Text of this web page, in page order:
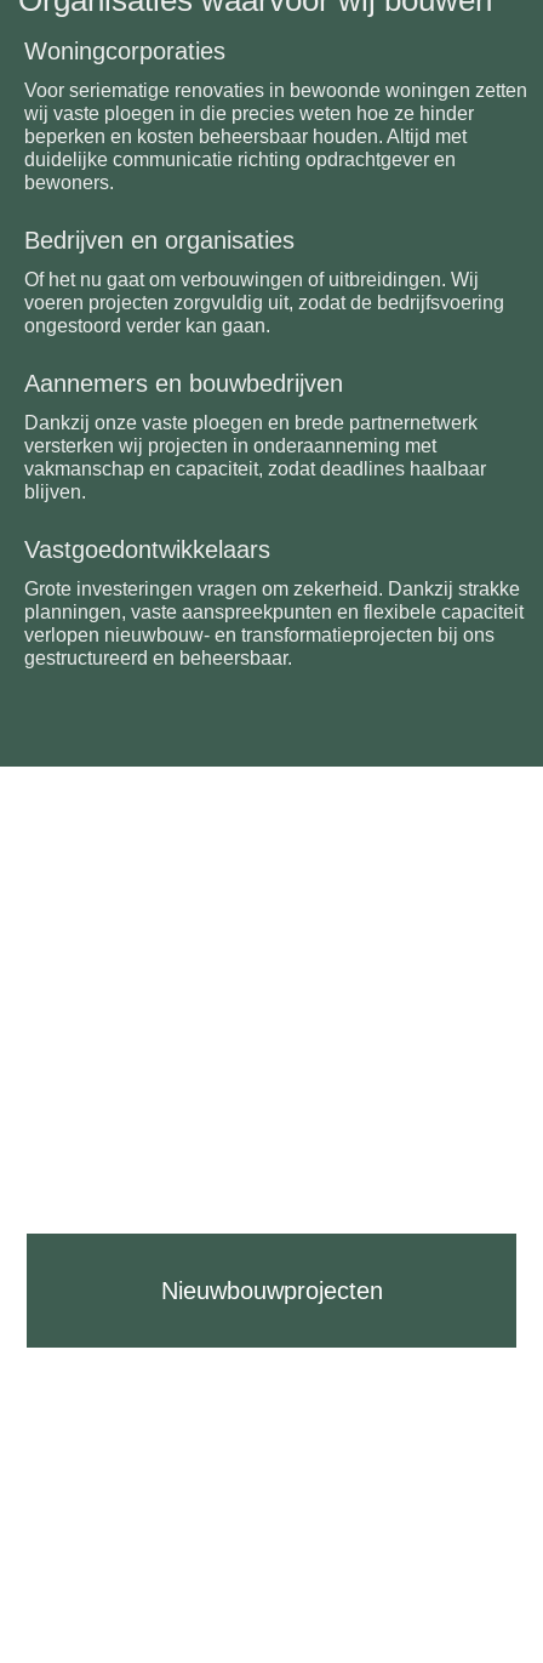
Woningcorporaties
Voor seriematige renovaties in bewoonde woningen zetten
wij vaste ploegen in die precies weten hoe ze hinder
beperken en kosten beheersbaar houden. Altijd met
duidelijke communicatie richting opdrachtgever en
bewoners.
Bedrijven en organisaties
Of het nu gaat om verbouwingen of uitbreidingen. Wij
voeren projecten zorgvuldig uit, zodat de bedrijfsvoering
ongestoord verder kan gaan.
Aannemers en bouwbedrijven
Dankzij onze vaste ploegen en brede partnernetwerk
versterken wij projecten in onderaanneming met
vakmanschap en capaciteit, zodat deadlines haalbaar
blijven.
Vastgoedontwikkelaars
Grote investeringen vragen om zekerheid. Dankzij strakke
planningen, vaste aanspreekpunten en flexibele capaciteit
verlopen nieuwbouw- en transformatieprojecten bij ons
gestructureerd en beheersbaar.
Nieuwbouwprojecten